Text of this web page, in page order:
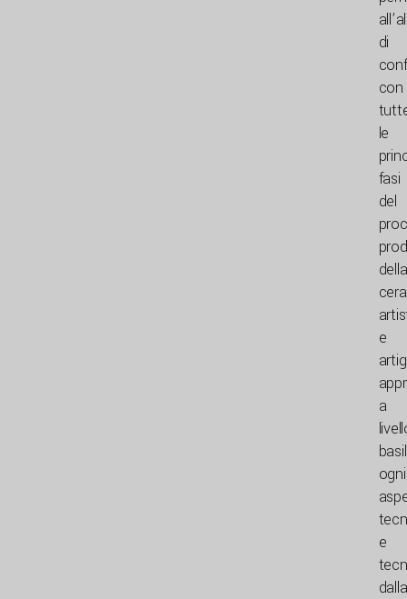
di
con
le
fasi
del
della
e
a
ogni
e
dalla